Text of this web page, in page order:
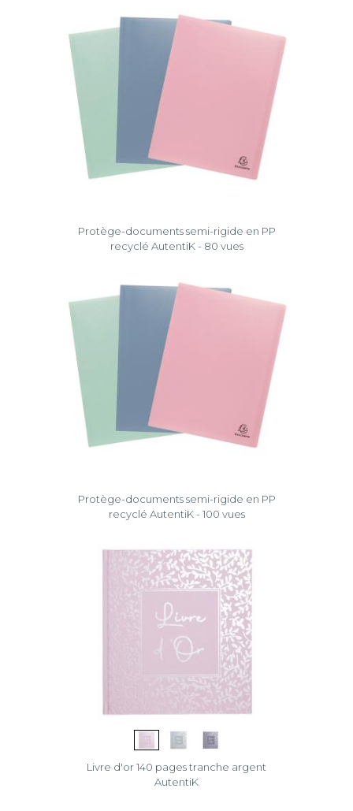
Protège-documents semi-rigide en PP
recyclé AutentiK - 80 vues
Protège-documents semi-rigide en PP
recyclé AutentiK - 100 vues
Livre d'or 140 pages tranche argent
AutentiK